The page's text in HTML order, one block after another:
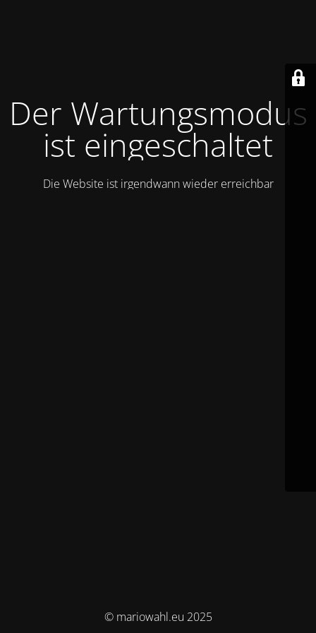
Der Wartungsmodus
ist eingeschaltet
Die Website ist irgendwann wieder erreichbar
© mariowahl.eu 2025